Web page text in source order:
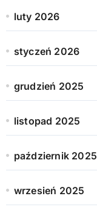
luty 2026
styczeń 2026
grudzień 2025
listopad 2025
październik 2025
wrzesień 2025